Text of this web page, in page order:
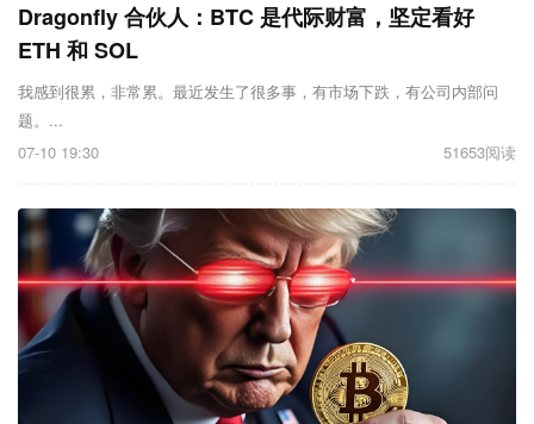
Dragonfly 合伙人：BTC 是代际财富，坚定看好
ETH 和 SOL
我感到很累，非常累。最近发生了很多事，有市场下跌，有公司内部问
题。...
07-10 19:30
51653阅读